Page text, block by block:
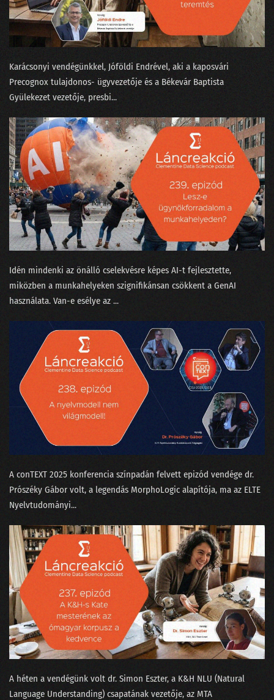
02. Az MI üveggömbje
01. Humanoid robotok
Karácsonyi vendégünkkel, Jóföldi Endrével, aki a kaposvári
⁠Precognox⁠ tulajdonos- ügyvezetője és a Békevár Baptista
Gyülekezet⁠⁠ vezetője, presbi...
Idén mindenki az önálló cselekvésre képes AI-t fejlesztette,
miközben a munkahelyeken szignifikánsan csökkent a GenAI
használata. Van-e esélye az ...
A conTEXT 2025 konferencia színpadán felvett epizód vendége dr.
Prószéky Gábor⁠⁠ volt, a legendás MorphoLogic alapítója, ma az ELTE
Nyelvtudományi...
A héten a vendégünk volt ⁠dr. Simon Eszter,⁠ a K&H NLU (Natural
Language Understanding) csapatának vezetője, az MTA